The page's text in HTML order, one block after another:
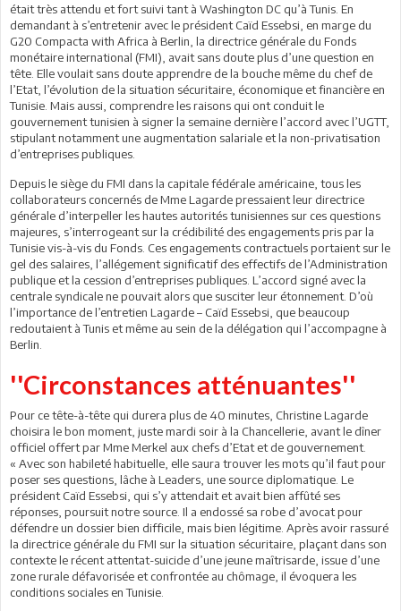
était très attendu et fort suivi tant à Washington DC qu’à Tunis. En
demandant à s’entretenir avec le président Caïd Essebsi, en marge du
G20 Compacta with Africa à Berlin, la directrice générale du Fonds
monétaire international (FMI), avait sans doute plus d’une question en
tête. Elle voulait sans doute apprendre de la bouche même du chef de
l’Etat, l’évolution de la situation sécuritaire, économique et financière en
Tunisie. Mais aussi, comprendre les raisons qui ont conduit le
gouvernement tunisien à signer la semaine dernière l’accord avec l’UGTT,
stipulant notamment une augmentation salariale et la non-privatisation
d’entreprises publiques.
Depuis le siège du FMI dans la capitale fédérale américaine, tous les
collaborateurs concernés de Mme Lagarde pressaient leur directrice
générale d’interpeller les hautes autorités tunisiennes sur ces questions
majeures, s’interrogeant sur la crédibilité des engagements pris par la
Tunisie vis-à-vis du Fonds. Ces engagements contractuels portaient sur le
gel des salaires, l’allégement significatif des effectifs de l’Administration
publique et la cession d’entreprises publiques. L’accord signé avec la
centrale syndicale ne pouvait alors que susciter leur étonnement. D’où
l’importance de l’entretien Lagarde – Caïd Essebsi, que beaucoup
redoutaient à Tunis et même au sein de la délégation qui l’accompagne à
Berlin.
''Circonstances atténuantes''
Pour ce tête-à-tête qui durera plus de 40 minutes, Christine Lagarde
choisira le bon moment, juste mardi soir à la Chancellerie, avant le dîner
officiel offert par Mme Merkel aux chefs d’Etat et de gouvernement.
« Avec son habileté habituelle, elle saura trouver les mots qu’il faut pour
poser ses questions, lâche à Leaders, une source diplomatique. Le
président Caïd Essebsi, qui s’y attendait et avait bien affûté ses
réponses, poursuit notre source. Il a endossé sa robe d’avocat pour
défendre un dossier bien difficile, mais bien légitime. Après avoir rassuré
la directrice générale du FMI sur la situation sécuritaire, plaçant dans son
contexte le récent attentat-suicide d’une jeune maîtrisarde, issue d’une
zone rurale défavorisée et confrontée au chômage, il évoquera les
conditions sociales en Tunisie.